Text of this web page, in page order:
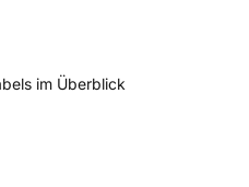
im Überblick